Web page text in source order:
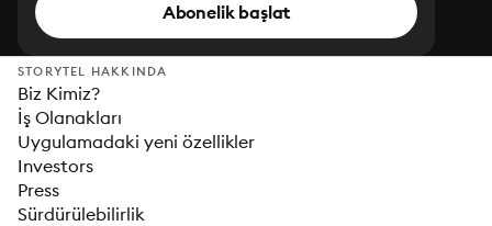
Abonelik başlat
STORYTEL HAKKINDA
Biz Kimiz?
İş Olanakları
Uygulamadaki yeni özellikler
Investors
Press
Sürdürülebilirlik